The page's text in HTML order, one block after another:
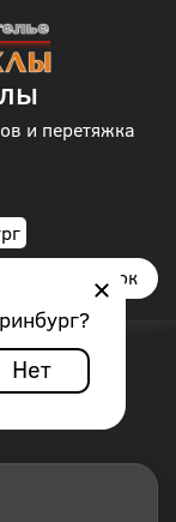
?
Нет
и перетяжка
Заказать звонок